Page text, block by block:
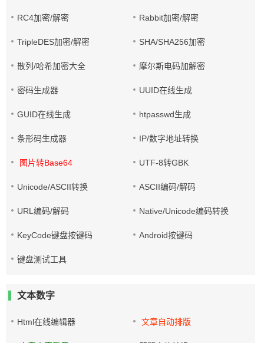
RC4加密/解密 Rabbit加密/解密
TripleDES加密/解密 SHA/SHA256加密
散列/哈希加密大全 摩尔斯电码加解密
密码生成器 UUID在线生成
GUID在线生成 htpasswd生成
条形码生成器 IP/数字地址转换
图片转Base64 UTF-8转GBK
Unicode/ASCII转换 ASCII编码/解码
URL编码/解码 Native/Unicode编码转换
KeyCode键盘按键码 Android按键码
键盘测试工具
文本数字
Html在线编辑器 文章自动排版